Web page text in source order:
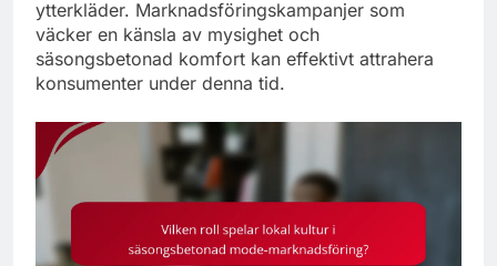
ytterkläder. Marknadsföringskampanjer som
väcker en känsla av mysighet och
säsongsbetonad komfort kan effektivt attrahera
konsumenter under denna tid.